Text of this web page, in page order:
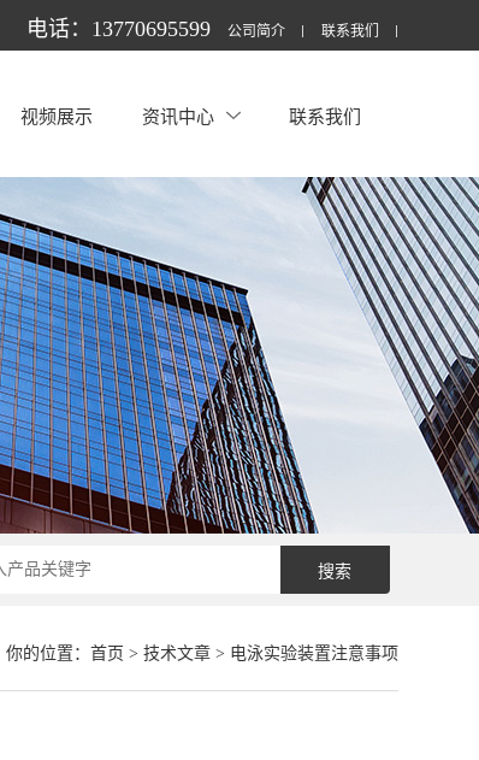
电话：13770695599 公司简介 联系我们
视频展示 资讯中心 联系我们
你的位置： 首页 > 技术文章> 电泳实验装置注意事项